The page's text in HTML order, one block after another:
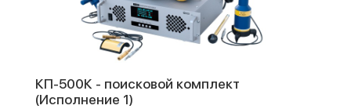
КП-500К - поисковой комплект
(Исполнение 1)